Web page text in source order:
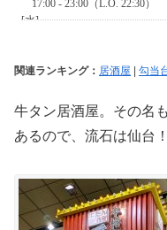
関連ランキング： 居酒屋 | 勾当
牛タン居酒屋。その名
あるので、流石は仙台